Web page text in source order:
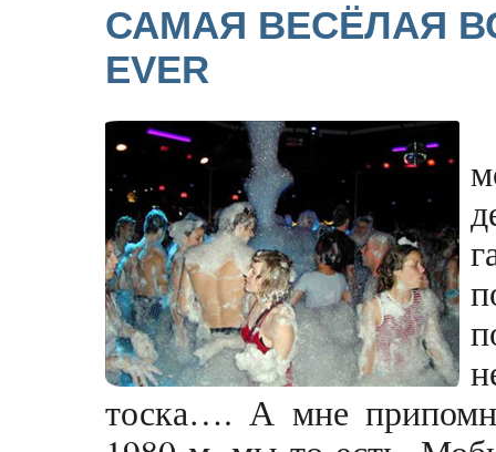
САМАЯ ВЕСЁЛАЯ
EVER
тоска…. А мне